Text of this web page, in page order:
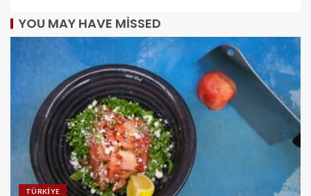
YOU MAY HAVE MISSED
TÜRKIYE